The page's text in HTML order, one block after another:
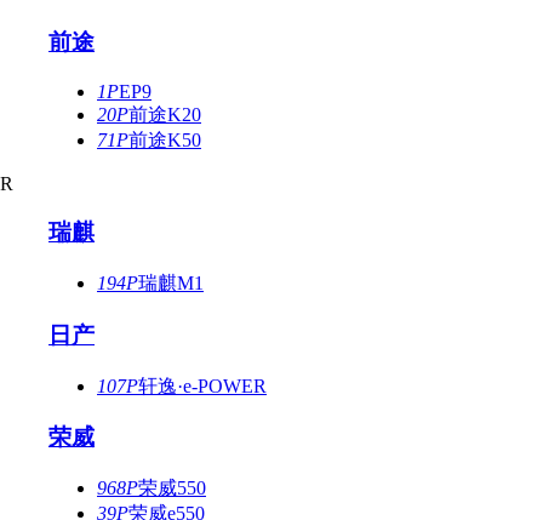
前途
1PEP9
20P前途K20
71P前途K50
R
瑞麒
194P瑞麒M1
日产
107P轩逸·e-POWER
荣威
968P荣威550
39P荣威e550